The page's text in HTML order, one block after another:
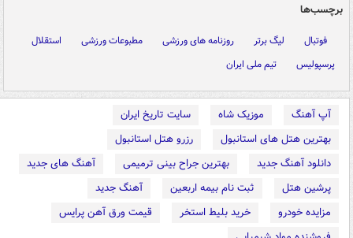
برچسب‌ها
فوتبال لیگ برتر روزنامه های ورزشی مطبوعات ورزشی
استقلال
پرسپولیس
تیم ملی ایران
آپ آهنگ موزیک شاه
سایت تاریخ ایران
بهترین هتل های استانبول
رزرو هتل استانبول
دانلود آهنگ جدید
بهترین جراح بینی ترمیمی
آهنگ های جدید
پرشین هتل
ثبت نام بیمه اربعین
آهنگ جدید
مزایده خودرو
خرید بلیط استخر
قیمت ورق آهن پرایس